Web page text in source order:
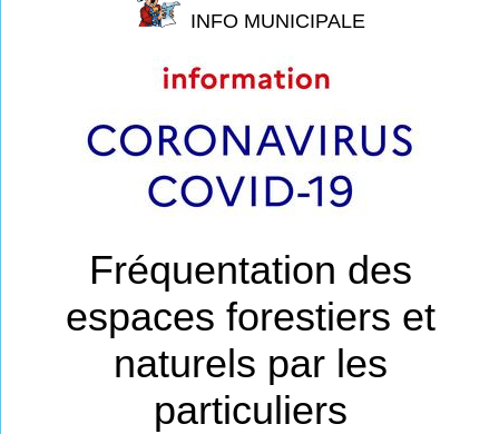
INFO MUNICIPALE
Fréquentation des
espaces forestiers et
naturels par les
particuliers